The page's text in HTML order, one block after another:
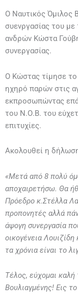
Ο Ναυτικός Όμιλος
συενργασίας του
ανδρών Κώστα
συνεργασίας.
Ο Κώστας τίμησε το
ηχηρό παρών στις
εκπροσωπώντας
του Ν.Ο.Β. του
επιτυχίες.
Ακολουθεί η
«Μετά από 8 πολύ
αποχαιρετήσω. Θα
Πρόεδρο κ.Στέλλα
προπονητές αλλά
άψογη συνεργασία
οικογένεια
τα χρόνια είναι το
Τέλος, εύχομαι καλή
Βουλιαγμένης! Εις το